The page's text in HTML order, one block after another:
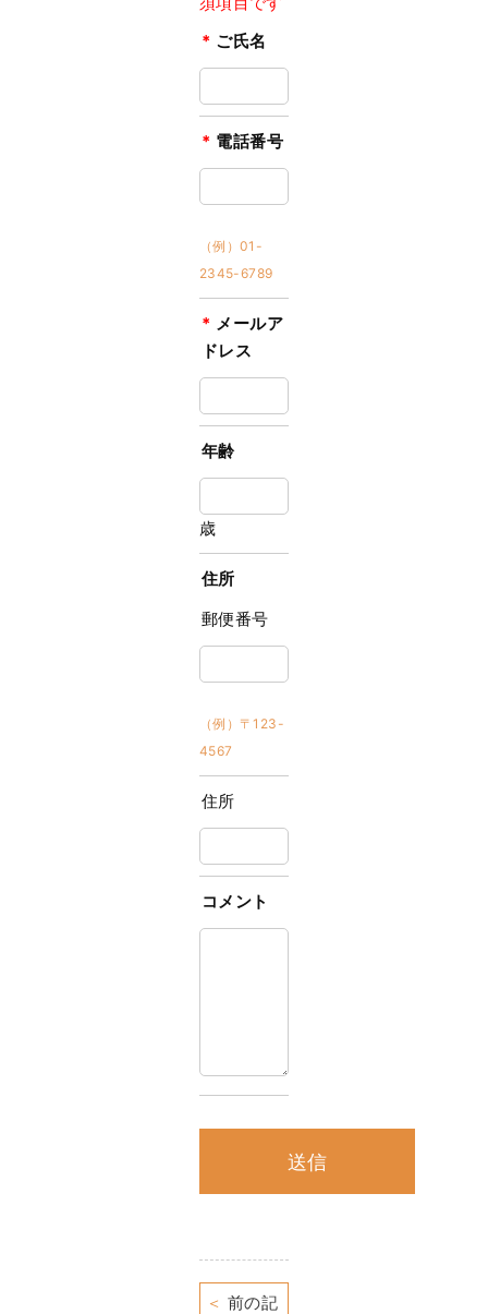
* ご氏名
* 電話番号
（例）01-
2345-6789
* メールア
ドレス
年齢
歳
住所
郵便番号
（例）〒123-
4567
住所
コメント
＜ 前の記